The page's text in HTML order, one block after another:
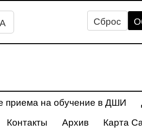
А Сброс
приема на обучение в ДШИ
Контакты Архив
Карта